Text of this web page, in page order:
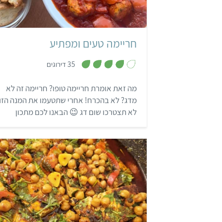
חריימה טעים ומפתיע
35 דירוגים
מ
ו
ך
5
מה זאת אומרת חריימה טופו? חריימה זה לא
מדג? לא בהכרח! אחרי שתטעמו את המנה הזו
לא תצטרכו שום דג 😉 הבאנו לכם מתכון